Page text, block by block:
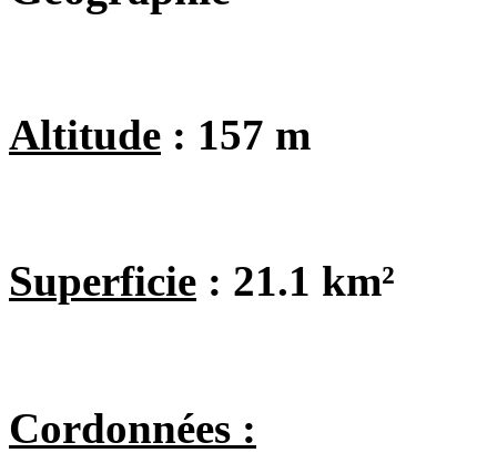
Altitude : 157 m
Superficie : 21.1 km²
Cordonnées :